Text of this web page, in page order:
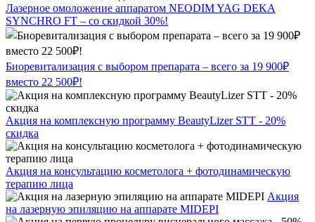
Лазерное омоложение аппаратом NEODIM YAG DEKA
SYNCHRO FT – со скидкой 30%!
Биоревитализация с выбором препарата – всего за 19 900₽
вместо 22 500₽!
Акция на комплексную программу BeautyLizer STT - 20%
скидка
Акция на консультацию косметолога + фотодинамическую
терапию лица
Акция
на лазерную эпиляцию на аппарате MIDEPI